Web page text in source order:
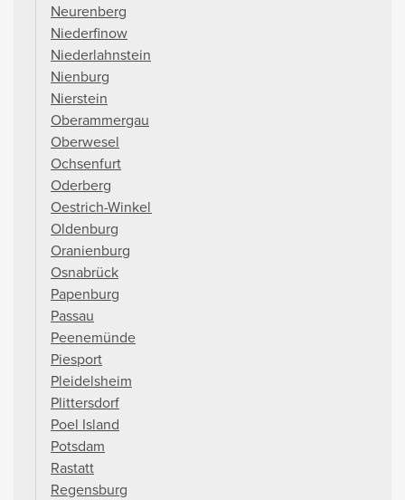
Neurenberg
Niederfinow
Niederlahnstein
Nienburg
Nierstein
Oberammergau
Oberwesel
Ochsenfurt
Oderberg
Oestrich-Winkel
Oldenburg
Oranienburg
Osnabrück
Papenburg
Passau
Peenemünde
Piesport
Pleidelsheim
Plittersdorf
Poel Island
Potsdam
Rastatt
Regensburg